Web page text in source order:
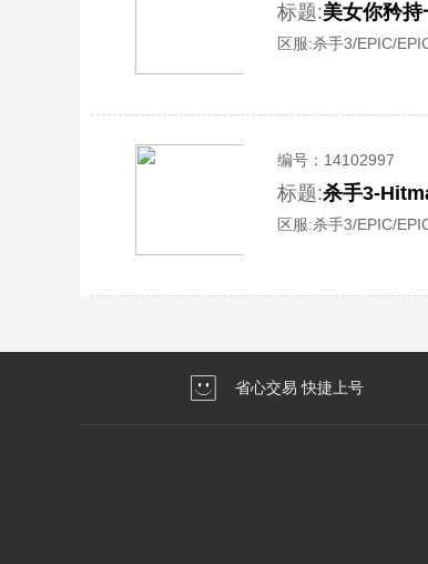
标题:美女你矜持
区服:杀手3/EPIC/
编号： 14102997
标题:杀手3-
区服:杀手3/EPIC/
省心交易 快捷上号